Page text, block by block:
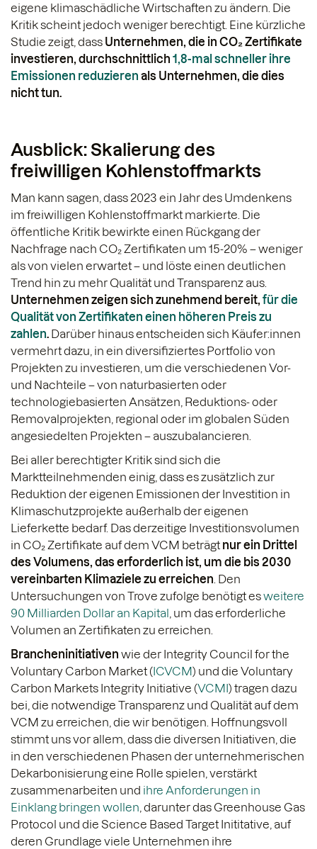
eigene klimaschädliche Wirtschaften zu ändern. Die
Kritik scheint jedoch weniger berechtigt. Eine kürzliche
Studie zeigt, dass Unternehmen, die in CO₂ Zertifikate
investieren, durchschnittlich 1,8-mal schneller ihre
Emissionen reduzieren als Unternehmen, die dies
nicht tun.
Ausblick: Skalierung des
freiwilligen Kohlenstoffmarkts
Man kann sagen, dass 2023 ein Jahr des Umdenkens
im freiwilligen Kohlenstoffmarkt markierte. Die
öffentliche Kritik bewirkte einen Rückgang der
Nachfrage nach CO₂ Zertifikaten um 15-20% – weniger
als von vielen erwartet – und löste einen deutlichen
Trend hin zu mehr Qualität und Transparenz aus.
Unternehmen zeigen sich zunehmend bereit, für die
Qualität von Zertifikaten einen höheren Preis zu
zahlen. Darüber hinaus entscheiden sich Käufer:innen
vermehrt dazu, in ein diversifiziertes Portfolio von
Projekten zu investieren, um die verschiedenen Vor-
und Nachteile – von naturbasierten oder
technologiebasierten Ansätzen, Reduktions- oder
Removalprojekten, regional oder im globalen Süden
angesiedelten Projekten – auszubalancieren.
Bei aller berechtigter Kritik sind sich die
Marktteilnehmenden einig, dass es zusätzlich zur
Reduktion der eigenen Emissionen der Investition in
Klimaschutzprojekte außerhalb der eigenen
Lieferkette bedarf. Das derzeitige Investitionsvolumen
in CO₂ Zertifikate auf dem VCM beträgt nur ein Drittel
des Volumens, das erforderlich ist, um die bis 2030
vereinbarten Klimaziele zu erreichen . Den
Untersuchungen von Trove zufolge benötigt esweitere
90 Milliarden Dollar an Kapital , um das erforderliche
Volumen an Zertifikaten zu erreichen.
Brancheninitiativen wie der Integrity Council for the
Voluntary Carbon Market (ICVCM) und die Voluntary
Carbon Markets Integrity Initiative (VCMI) tragen dazu
bei, die notwendige Transparenz und Qualität auf dem
VCM zu erreichen, die wir benötigen. Hoffnungsvoll
stimmt uns vor allem, dass die diversen Initiativen, die
in den verschiedenen Phasen der unternehmerischen
Dekarbonisierung eine Rolle spielen, verstärkt
zusammenarbeiten und ihre Anforderungen in
Einklang bringen wollen , darunter das Greenhouse Gas
Protocol und die Science Based Target Inititative, auf
deren Grundlage viele Unternehmen ihre